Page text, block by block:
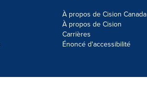
À propos de Cision Canada
À propos de Cision
Carrières
Énoncé d'accessibilité